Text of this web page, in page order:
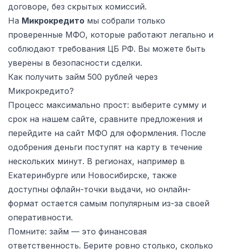
договоре, без скрытых комиссий.
На Микрокредито мы собрали только
проверенные МФО, которые работают легально и
соблюдают требования ЦБ РФ. Вы можете быть
уверены в безопасности сделки.
Как получить займ 500 рублей через
Микрокредито?
Процесс максимально прост: выберите сумму и
срок на нашем сайте, сравните предложения и
перейдите на сайт МФО для оформления. После
одобрения деньги поступят на карту в течение
нескольких минут. В регионах, например в
Екатеринбурге или Новосибирске, также
доступны офлайн-точки выдачи, но онлайн-
формат остается самым популярным из-за своей
оперативности.
Помните: займ — это финансовая
ответственность. Берите ровно столько, сколько